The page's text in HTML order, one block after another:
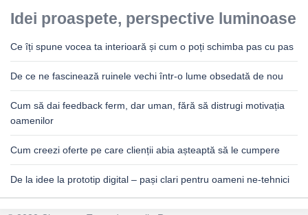
Idei proaspete, perspective luminoase
Ce îți spune vocea ta interioară și cum o poți schimba pas cu pas
De ce ne fascinează ruinele vechi într-o lume obsedată de nou
Cum să dai feedback ferm, dar uman, fără să distrugi motivația
oamenilor
Cum creezi oferte pe care clienții abia așteaptă să le cumpere
De la idee la prototip digital – pași clari pentru oameni ne-tehnici